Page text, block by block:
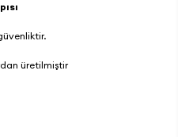
üretilmiştir